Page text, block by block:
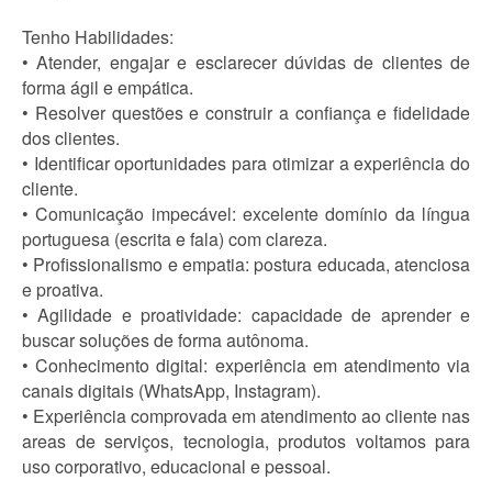
Tenho Habilidades:
• Atender, engajar e esclarecer dúvidas de clientes de
forma ágil e empática.
• Resolver questões e construir a confiança e fidelidade
dos clientes.
• Identificar oportunidades para otimizar a experiência do
cliente.
• Comunicação impecável: excelente domínio da língua
portuguesa (escrita e fala) com clareza.
• Profissionalismo e empatia: postura educada, atenciosa
e proativa.
• Agilidade e proatividade: capacidade de aprender e
buscar soluções de forma autônoma.
• Conhecimento digital: experiência em atendimento via
canais digitais (WhatsApp, Instagram).
• Experiência comprovada em atendimento ao cliente nas
areas de serviços, tecnologia, produtos voltamos para
uso corporativo, educacional e pessoal.